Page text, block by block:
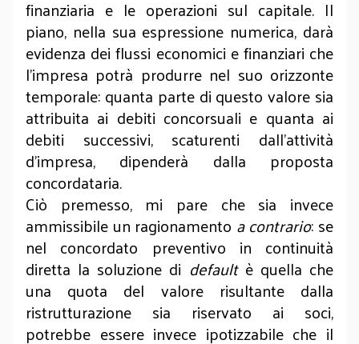
finanziaria e le operazioni sul capitale. Il
piano, nella sua espressione numerica, darà
evidenza dei flussi economici e finanziari che
l’impresa potrà produrre nel suo orizzonte
temporale: quanta parte di questo valore sia
attribuita ai debiti concorsuali e quanta ai
debiti successivi, scaturenti dall’attività
d’impresa, dipenderà dalla proposta
concordataria.
Ciò premesso, mi pare che sia invece
ammissibile un ragionamento a contrario: se
nel concordato preventivo in continuità
diretta la soluzione di defaultè quella che
una quota del valore risultante dalla
ristrutturazione sia riservato ai soci,
potrebbe essere invece ipotizzabile che il